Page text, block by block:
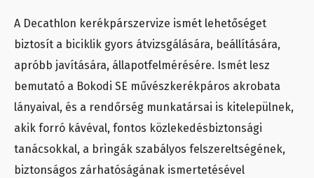
A Decathlon kerékpárszervize ismét lehetőséget
biztosít a biciklik gyors átvizsgálására, beállítására,
apróbb javítására, állapotfelmérésére. Ismét lesz
bemutató a Bokodi SE művészkerékpáros akrobata
lányaival, és a rendőrség munkatársai is kitelepülnek,
akik forró kávéval, fontos közlekedésbiztonsági
tanácsokkal, a bringák szabályos felszereltségének,
biztonságos zárhatóságának ismertetésével